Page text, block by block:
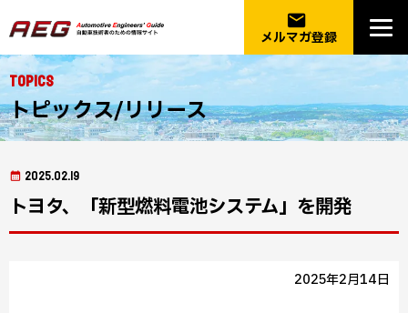
email
メルマガ登録
Topics
トピックス/リリース
2025.02.19
トヨタ、「新型燃料電池システム」を開発
2025年2月14日